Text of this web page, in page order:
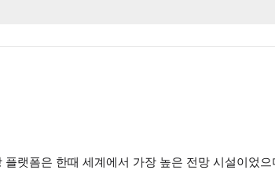
랫폼은 한때 세계에서 가장 높은 전망 시설이었